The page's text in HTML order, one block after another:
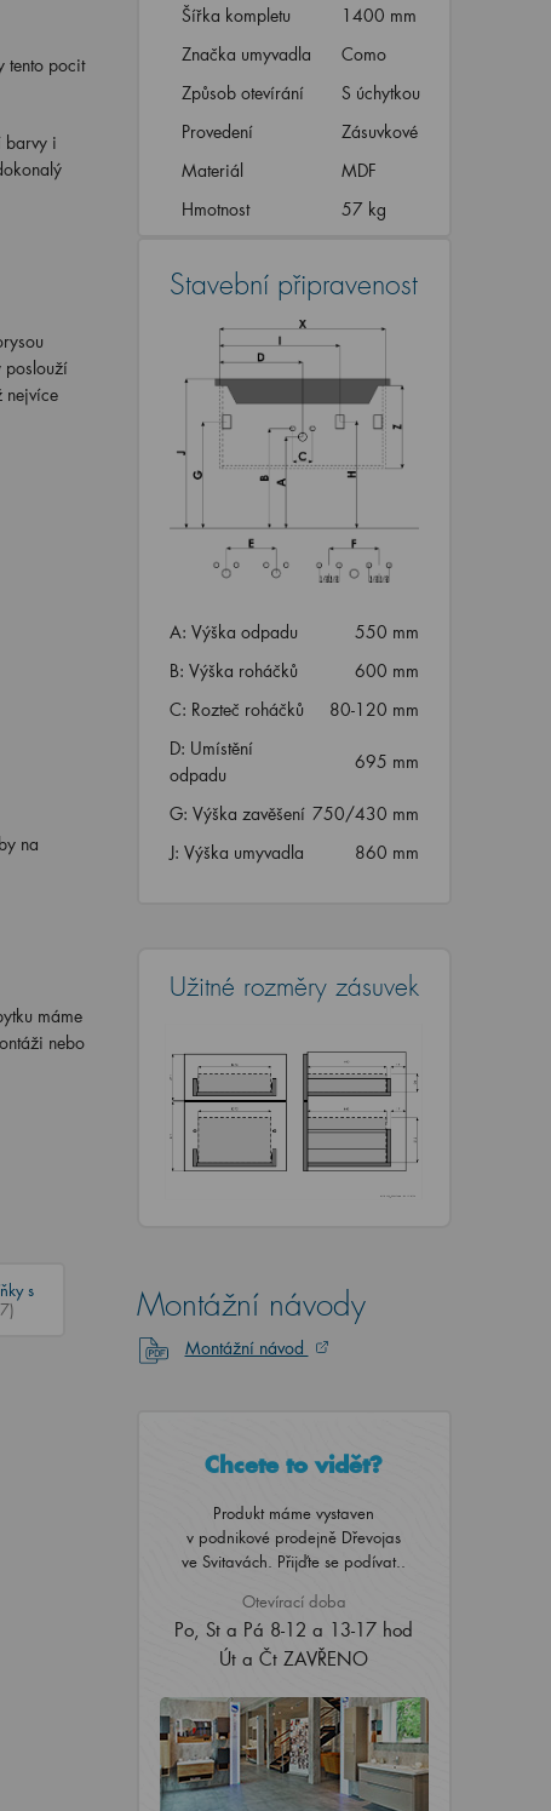
tento pocit
barvy i
poslouží
nejvíce
na
máme
nebo
s
Šířka kompletu
1400 mm
Značka umyvadla
Como
Způsob otevírání
S úchytkou
Provedení
Zásuvkové
Materiál
MDF
Hmotnost
57 kg
Stavební připravenost
A: Výška odpadu
550 mm
B: Výška roháčků
600 mm
C: Rozteč roháčků
80-120 mm
D: Umístění
odpadu
695 mm
G: Výška zavěšení 750/430 mm
J: Výška umyvadla
860 mm
Užitné rozměry zásuvek
Montážní návody
Montážní návod
Chcete to vidět?
Produkt máme vystaven
v podnikové prodejně Dřevojas
ve Svitavách. Přijďte se podívat..
Otevírací doba
Po, St a Pá 8-12 a 13-17 hod
Út a Čt ZAVŘENO